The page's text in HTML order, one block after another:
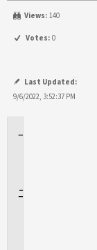
Views: 140
Votes: 0
Last Updated:
9/6/2022, 3:52:37 PM